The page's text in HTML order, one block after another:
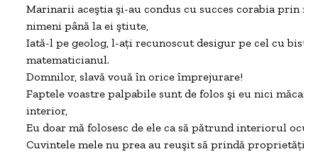
Marinarii aceştia şi-au condus cu succes corabia prin
nimeni până la ei ştiute,
Iată-l pe geolog, l-aţi recunoscut desigur pe cel cu
matematicianul.
Domnilor, slavă vouă în orice împrejurare!
Faptele voastre palpabile sunt de folos şi eu nici măcar
interior,
Eu doar mă folosesc de ele ca să pătrund interiorul
Cuvintele mele nu prea au reuşit să prindă